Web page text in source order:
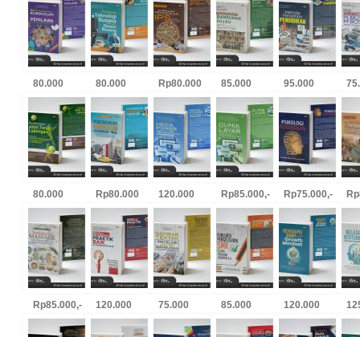
80.000 80.000 Rp80.000 85.000 95.000
80.000 Rp80.000 120.000 Rp85.000,- Rp75.000,-
Rp85.000,- 120.000 75.000 85.000 120.000